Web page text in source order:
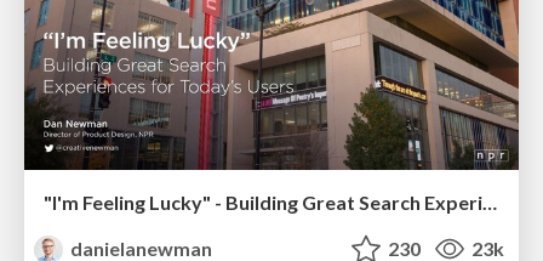
danielanewman
230 23k